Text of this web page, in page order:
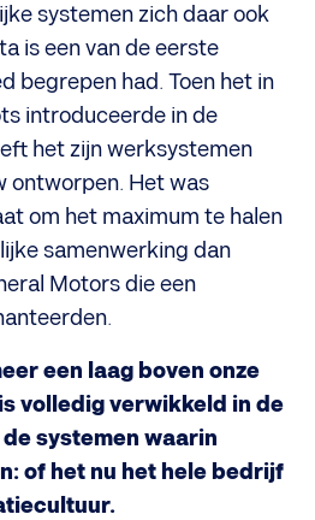
systemen zich daar ook
is een van de eerste
begrepen had. Toen het in
introduceerde in de
het zijn werksystemen
ontworpen. Het was
om het maximum te halen
samenwerking dan
Motors die een
een laag boven onze
volledig verwikkeld in de
systemen waarin
of het nu het hele bedrijf